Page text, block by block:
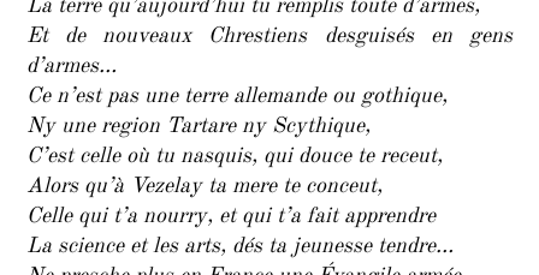
La terre qu’aujourd’hui tu remplis toute d’armes,
Et de nouveaux Chrestiens desguisés en gens
d’armes…
Ce n’est pas une terre allemande ou gothique,
Ny une region Tartare ny Scythique,
C’est celle où tu nasquis, qui douce te receut,
Alors qu’à Vezelay ta mere te conceut,
Celle qui t’a nourry, et qui t’a fait apprendre
La science et les arts, dés ta jeunesse tendre…